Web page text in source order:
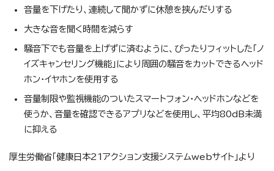
音量を下げたり、連続して聞かずに休憩を挟んだりする
大きな音を聞く時間を減らす
騒音下でも音量を上げずに済むように、ぴったりフィットした「ノ
イズキャンセリング機能」により周囲の騒音をカットできるヘッド
ホン・イヤホンを使用する
音量制限や監視機能のついたスマートフォン・ヘッドホンなどを
使うか、音量を確認できるアプリなどを使用し、平均80dB未満
に抑える
厚生労働省「健康日本21アクション支援システムwebサイト」より